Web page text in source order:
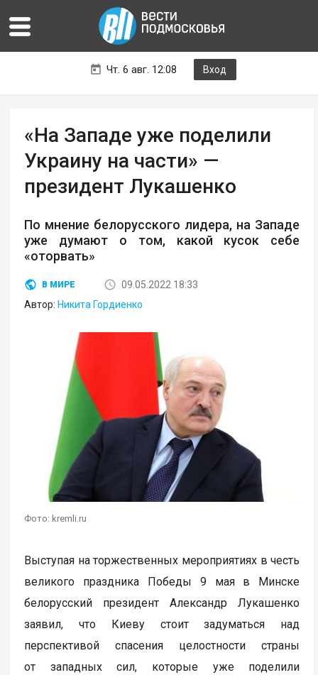
Чт. 6 авг. 12:08 Вход
«На Западе уже поделили
Украину на части» —
президент Лукашенко
По мнение белорусского лидера, на Западе
уже думают о том, какой кусок себе
«оторвать»
В МИРЕ
09.05.2022 18:33
Автор: Никита Гордиенко
Фото: kremli.ru
Выступая на торжественных мероприятиях в честь
великого праздника Победы 9 мая в Минске
белорусский президент Александр Лукашенко
заявил, что Киеву стоит задуматься над
перспективой спасения целостности страны
от западных сил, которые уже поделили